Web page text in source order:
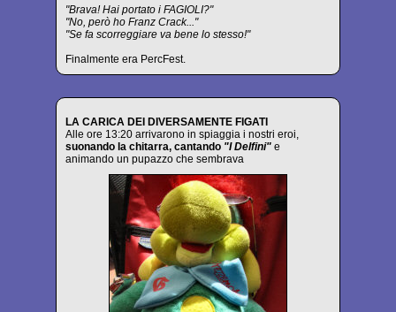
"Brava! Hai portato i FAGIOLI?"
"No, però ho Franz Crack..."
"Se fa scorreggiare va bene lo stesso!"
Finalmente era PercFest.
LA CARICA DEI DIVERSAMENTE FIGATI
Alle ore 13:20 arrivarono in spiaggia i nostri eroi,
suonando la chitarra, cantando "I Delfini" e
animando un pupazzo che sembrava